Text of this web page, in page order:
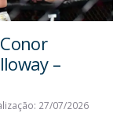
–
27/07/2026